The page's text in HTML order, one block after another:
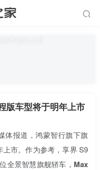
版车型将于明年上市
体报道，鸿蒙智行旗下旗
市。作为参考，享界 S9
全景智慧旗舰轿车， Max